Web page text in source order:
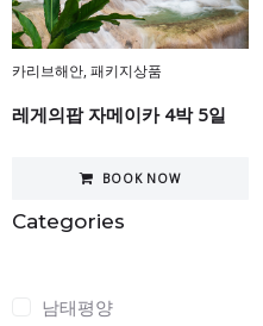
Categories
남태평양
카리브해안,패키지상품
레게의팝 자메이카 4박 5일
BOOK NOW